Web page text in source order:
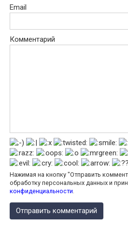
Email
Комментарий
Нажимая на кнопку "Отправить
обработку персональных данных и
конфиденциальности.